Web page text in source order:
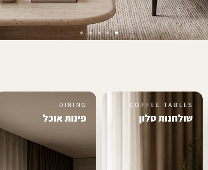
שולחנות סלון פינות אוכל